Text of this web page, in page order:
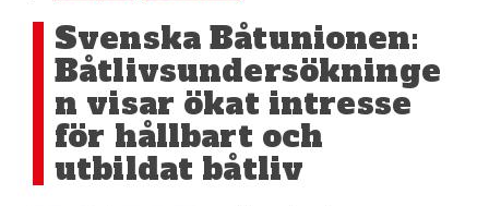
Svenska Båtunionen:
Båtlivsundersökninge
n visar ökat intresse
för hållbart och
utbildat båtliv